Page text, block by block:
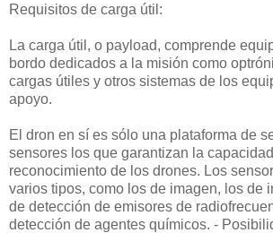
Requisitos de carga útil:
La carga útil, o payload, comprende
bordo dedicados a la misión como
cargas útiles y otros sistemas de los
apoyo.
El dron en sí es sólo una plataforma de
sensores los que garantizan la
reconocimiento de los drones. Los
varios tipos, como los de imagen, los de
de detección de emisores de
detección de agentes químicos. -